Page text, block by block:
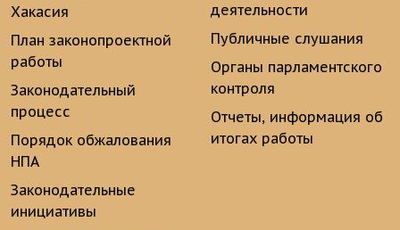
Хакасия
План законопроектной
работы
Законодательный
процесс
Порядок обжалования
НПА
Законодательные
инициативы
деятельности
Публичные слушания
Органы парламентского
контроля
Отчеты, информация об
итогах работы